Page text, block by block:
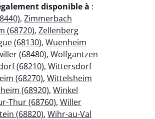
disponible à :
, Zimmerbach
(68720), Zellenberg
(68130), Wuenheim
(68480), Wolfgantzen
(68210), Wittersdorf
(68270), Wittelsheim
(68920), Winkel
Thur (68760), Willer
(68820), Wihr-au-Val